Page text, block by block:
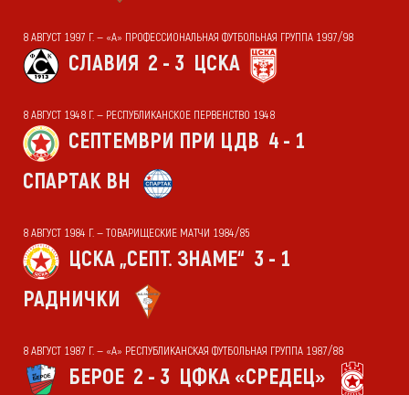
8 АВГУСТ 1997 Г. — «А» ПРОФЕССИОНАЛЬНАЯ ФУТБОЛЬНАЯ ГРУППА 1997/98
СЛАВИЯ 2 - 3 ЦСКА
8 АВГУСТ 1948 Г. — РЕСПУБЛИКАНСКОЕ ПЕРВЕНСТВО 1948
СЕПТЕМВРИ ПРИ ЦДВ 4 - 1
СПАРТАК ВН
8 АВГУСТ 1984 Г. — ТОВАРИЩЕСКИЕ МАТЧИ 1984/85
ЦСКА „СЕПТ. ЗНАМЕ“ 3 - 1
РАДНИЧКИ
8 АВГУСТ 1987 Г. — «А» РЕСПУБЛИКАНСКАЯ ФУТБОЛЬНАЯ ГРУППА 1987/88
БЕРОЕ 2 - 3 ЦФКА «СРЕДЕЦ»